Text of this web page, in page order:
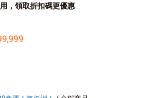
，領取折扣碼更優惠